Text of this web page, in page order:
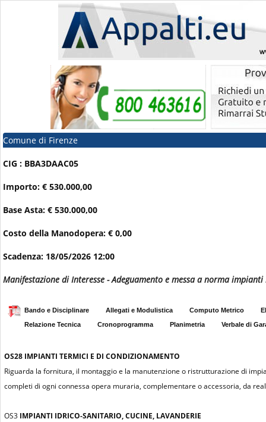
Comune di Firenze
CIG : BBA3DAAC05
Importo: € 530.000,00
Base Asta: € 530.000,00
Costo della Manodopera: € 0,00
Scadenza: 18/05/2026 12:00
Manifestazione di Interesse - Adeguamento e messa a norma
Bando e Disciplinare Allegati e Modulistica Computo Metrico
Relazione Tecnica
Cronoprogramma Planimetria Verbale di
OS28 IMPIANTI TERMICI E DI CONDIZIONAMENTO
Riguarda la fornitura, il montaggio e la manutenzione o ristrutturazione di
completi di ogni connessa opera muraria, complementare o accessoria, da
OS3 IMPIANTI IDRICO-SANITARIO, CUCINE, LAVANDERIE